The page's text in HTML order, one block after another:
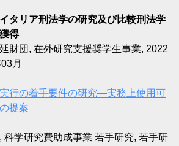
タリア刑法学の研究及び比較刑法学
得
財団, 在外研究支援奨学生事業, 2022
月
行の着手要件の研究―実務上使用可
提案
科学研究費助成事業 若手研究, 若手研